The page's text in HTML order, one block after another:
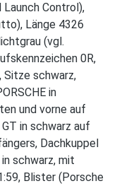
Control),
Länge 4326
(vgl.
0R,
Sitze schwarz,
in
und vorne auf
in schwarz auf
Dachkuppel
schwarz, mit
Blister (Porsche